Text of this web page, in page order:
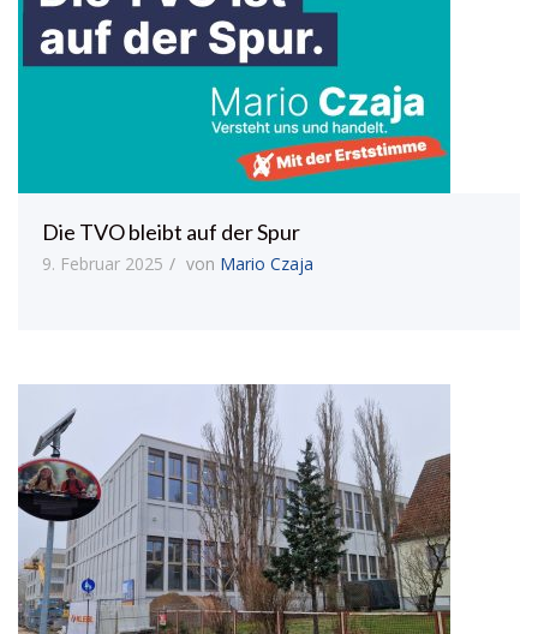
Die TVO bleibt auf der Spur
9. Februar 2025 von Mario Czaja